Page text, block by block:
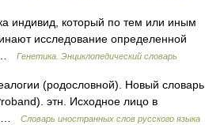
индивид, который по тем или иным
исследование определенной
…
Генетика. Энциклопедический словарь
(родословной). Новый словарь
этн. Исходное лицо в
…
Словарь иностранных слов русского языка